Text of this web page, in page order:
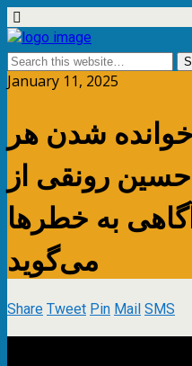
January 11, 2025
شدن هر
رونقی از
به خطرها
می‌گوید
ShareTweetPinMailSMS